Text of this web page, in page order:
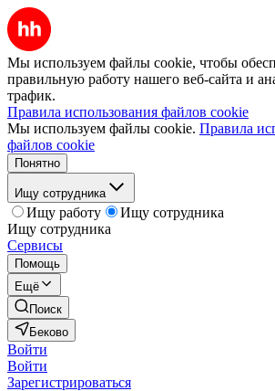
Мы используем файлы cookie, чтобы
правильную работу нашего веб-сайта и
трафик.
Правила использования файлов cookie
Мы используем файлы cookie. Правила
файлов cookie
Понятно
Ищу сотрудника
Ищу работу
Ищу сотрудника
Ищу сотрудника
Сервисы
Помощь
Ещё
Поиск
Беково
Войти
Войти
Зарегистрироваться